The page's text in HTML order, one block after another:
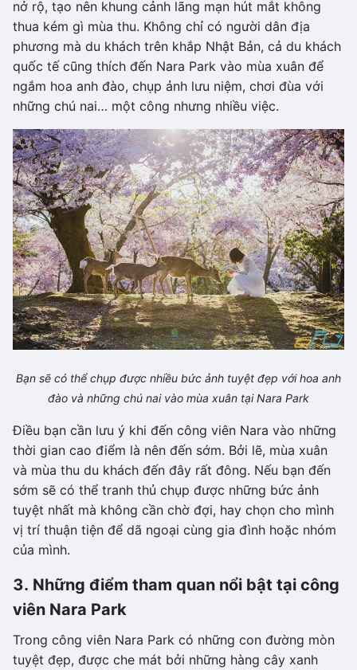
nở rộ, tạo nên khung cảnh lãng mạn hút mắt không
thua kém gì mùa thu. Không chỉ có người dân địa
phương mà du khách trên khắp Nhật Bản, cả du khách
quốc tế cũng thích đến Nara Park vào mùa xuân để
ngắm hoa anh đào, chụp ảnh lưu niệm, chơi đùa với
những chú nai… một công nhưng nhiều việc.
Bạn sẽ có thể chụp được nhiều bức ảnh tuyệt đẹp với hoa anh
đào và những chú nai vào mùa xuân tại Nara Park
Điều bạn cần lưu ý khi đến công viên Nara vào những
thời gian cao điểm là nên đến sớm. Bởi lẽ, mùa xuân
và mùa thu du khách đến đây rất đông. Nếu bạn đến
sớm sẽ có thể tranh thủ chụp được những bức ảnh
tuyệt nhất mà không cần chờ đợi, hay chọn cho mình
vị trí thuận tiện để dã ngoại cùng gia đình hoặc nhóm
của mình.
3. Những điểm tham quan nổi bật tại công
viên Nara Park
Trong công viên Nara Park có những con đường mòn
tuyệt đẹp, được che mát bởi những hàng cây xanh